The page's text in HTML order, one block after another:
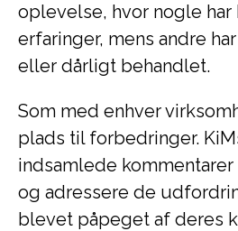
oplevelse, hvor nogle
erfaringer, mens andre
eller dårligt behandlet.
Som med enhver
plads til forbedringer.
indsamlede
og adressere de
blevet påpeget af deres